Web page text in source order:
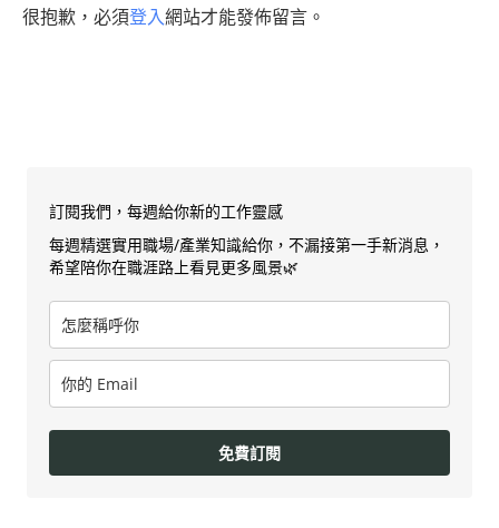
很抱歉，必須登入網站才能發佈留言。
訂閱我們，每週給你新的工作靈感
每週精選實用職場/產業知識給你，不漏接第一手新消息，
希望陪你在職涯路上看見更多風景🌿
免費訂閱